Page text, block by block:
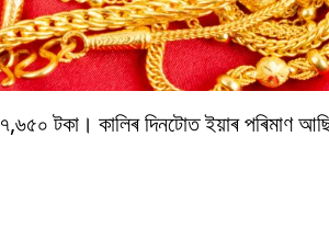
টকা। কালিৰ দিনটোত ইয়াৰ পৰিমাণ